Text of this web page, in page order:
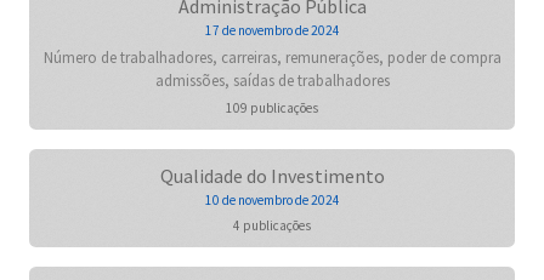
Administração Pública
17 de novembro de 2024
Número de trabalhadores, carreiras, remunerações, poder de compra
admissões, saídas de trabalhadores
109 publicações
Qualidade do Investimento
10 de novembro de 2024
4 publicações